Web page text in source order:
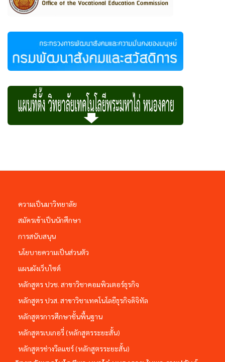
ความเป็นมาวิทยาลัย
สมัครเข้าเป็นนักศึกษา
การสนับสนุน
นโยบายความเป็นส่วนตัว
แผนผังเว็บไซต์
หลักสูตร ปวช. สาขาวิชาคอมพิวเตอร์ธุรกิจ
หลักสูตร ปวส. สาขาวิชาเทคโนโลยีธุรกิจดิจิทัล
หลักสูตรการศึกษาชั้นพื้นฐาน
หลักสูตรเบเกอรี่ (หลักสูตรระยะสั้น)
หลักสูตรช่างวีลแชร์ (หลักสูตรระยะสั้น)